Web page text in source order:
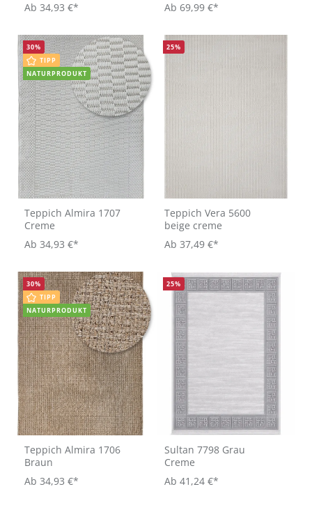
Ab 34,93 €*
Ab 69,99 €*
30%
TIPP
NATURPRODUKT
Teppich Almira 1707
Creme
Ab 34,93 €*
25%
Teppich Vera 5600
beige creme
Ab 37,49 €*
30%
TIPP
NATURPRODUKT
Teppich Almira 1706
Braun
Ab 34,93 €*
25%
Sultan 7798 Grau
Creme
Ab 41,24 €*